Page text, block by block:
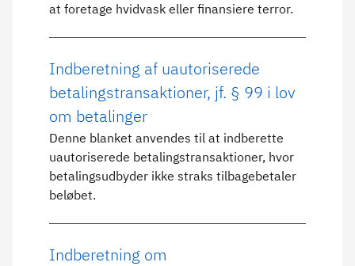
at foretage hvidvask eller finansiere terror.
Indberetning af uautoriserede
betalingstransaktioner, jf. § 99 i lov
om betalinger
Denne blanket anvendes til at indberette
uautoriserede betalingstransaktioner, hvor
betalingsudbyder ikke straks tilbagebetaler
beløbet.
Indberetning om